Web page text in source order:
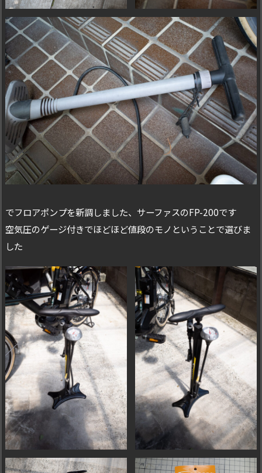
でフロアポンプを新調しました、サーファスのFP-200です
空気圧のゲージ付きでほどほど値段のモノということで選びま
した